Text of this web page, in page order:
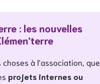
: les nouvelles
choses à l’association, que
projets internes ou